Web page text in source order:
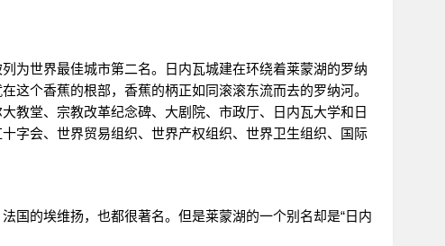
世界最佳城市第二名。日内瓦城建在环绕着莱蒙湖的罗纳
这个香蕉的根部，香蕉的柄正如同滚滚东流而去的罗纳河。
教堂、宗教改革纪念碑、大剧院、市政厅、日内瓦大学和日
字会、世界贸易组织、世界产权组织、世界卫生组织、国际
的埃维扬，也都很著名。但是莱蒙湖的一个别名却是“日内